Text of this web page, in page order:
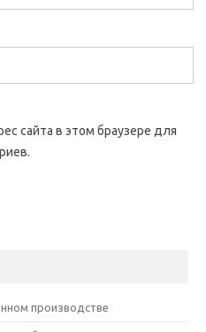
сайта в этом браузере для
производстве